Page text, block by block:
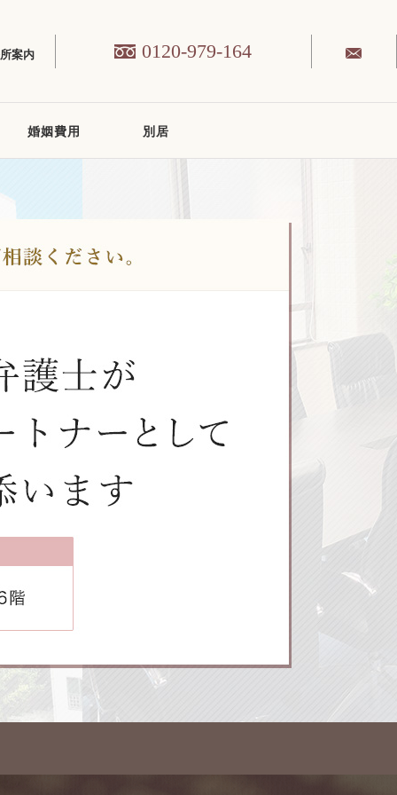
案内 0120-979-164
婚姻費用 別居